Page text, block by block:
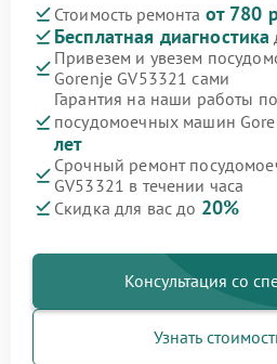
Стоимость ремонта от 780
Бесплатная диагностика
Привезем и увезем
Gorenje GV53321 сами
Гарантия на наши работы
посудомоечных машин
лет
Срочный ремонт
GV53321 в течении часа
Скидка для вас до 20%
Консультация со
Узнать